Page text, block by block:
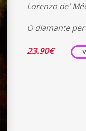
Lorenzo de'
O diamante
23.90€